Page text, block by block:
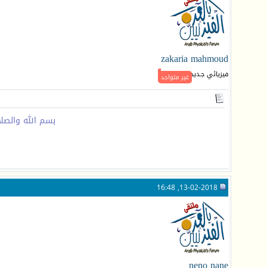
zakaria mahmoud
غير متواجدفيزيائي جـديد
بسم الله